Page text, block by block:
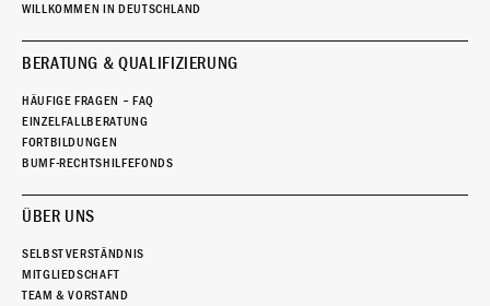
WILLKOMMEN IN DEUTSCHLAND
BERATUNG & QUALIFIZIERUNG
HÄUFIGE FRAGEN – FAQ
EINZELFALLBERATUNG
FORTBILDUNGEN
BUMF-RECHTSHILFEFONDS
ÜBER UNS
SELBSTVERSTÄNDNIS
MITGLIEDSCHAFT
TEAM & VORSTAND